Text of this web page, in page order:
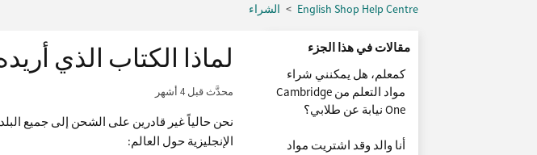
English Shop Help Centre الشراء
مقالات في هذا الجزء
كمعلم، هل يمكنني شراء
مواد التعلم من Cambridge
One نيابة عن طلابي؟
أنا والد وقد اشتريت مواد
لماذا الكتاب الذي
محدَّثقبل 4 أشهر
نحن حالياً غير قادرين على الشحن إلى جميع
الإنجليزية حول العالم: